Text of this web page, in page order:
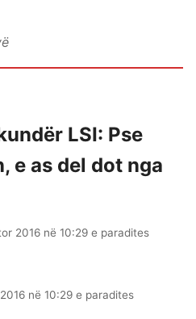
LSI: Pse
e as del dot nga
2016 në 10:29 e paradites
në 10:29 e paradites